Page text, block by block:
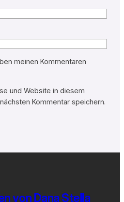
meinen Kommentaren
und Website in diesem
Kommentar speichern.
von Dana Stella